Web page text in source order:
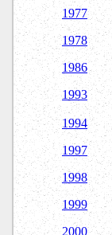
1977
1978
1986
1993
1994
1997
1998
1999
2000